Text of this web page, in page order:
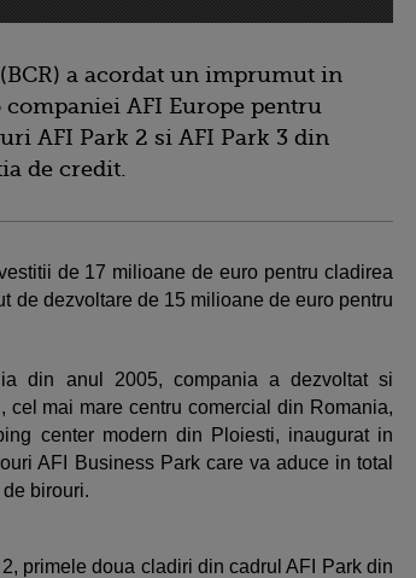
a acordat un imprumut in
AFI Europe pentru
AFI Park 2 si AFI Park 3 din
de credit.
de 17 milioane de euro pentru cladirea
de dezvoltare de 15 milioane de euro pentru
din anul 2005, compania a dezvoltat si
cel mai mare centru comercial din Romania,
center modern din Ploiesti, inaugurat in
AFI Business Park care va aduce in total
birouri.
primele doua cladiri din cadrul AFI Park din